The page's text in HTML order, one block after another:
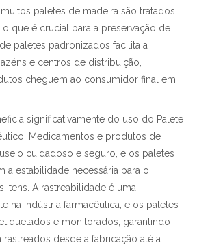
paletes de madeira são tratados
o que é crucial para a preservação de
paletes padronizados facilita a
e centros de distribuição,
cheguem ao consumidor final em
significativamente do uso do Palete
Medicamentos e produtos de
cuidadoso e seguro, e os paletes
a estabilidade necessária para o
itens. A rastreabilidade é uma
na indústria farmacêutica, e os paletes
e monitorados, garantindo
desde a fabricação até a